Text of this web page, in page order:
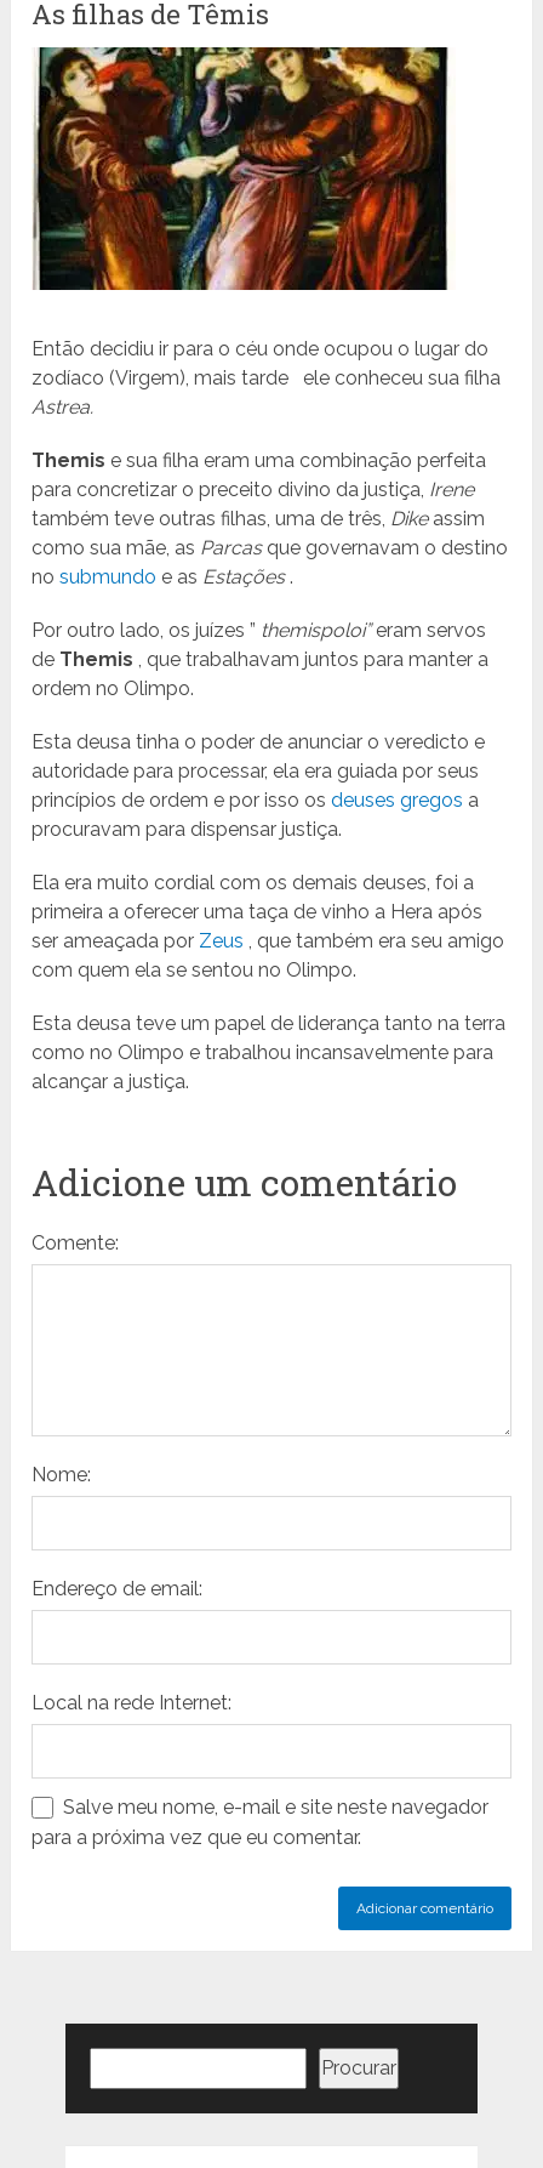
As filhas de Têmis
Então decidiu ir para o céu onde ocupou o lugar do
zodíaco (Virgem), mais tarde
ele conheceu sua filha
Astrea.
Themis e sua filha eram uma combinação perfeita
para concretizar o preceito divino da justiça, Irene
também teve outras filhas, uma de três, Dikeassim
como sua mãe, as Parcasque governavam o destino
nosubmundo e as Estações.
Por outro lado, os juízes ” themispoloi”eram servos
de Themis , que trabalhavam juntos para manter a
ordem no Olimpo.
Esta deusa tinha o poder de anunciar o veredicto e
autoridade para processar, ela era guiada por seus
princípios de ordem e por isso osdeuses gregos a
procuravam para dispensar justiça.
Ela era muito cordial com os demais deuses, foi a
primeira a oferecer uma taça de vinho a Hera após
ser ameaçada por Zeus , que também era seu amigo
com quem ela se sentou no Olimpo.
Esta deusa teve um papel de liderança tanto na terra
como no Olimpo e trabalhou incansavelmente para
alcançar a justiça.
Adicione um comentário
Comente:
Nome:
Endereço de email:
Local na rede Internet:
Salve meu nome, e-mail e site neste navegador
para a próxima vez que eu comentar.
Procurar